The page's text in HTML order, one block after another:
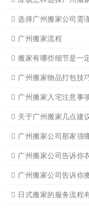
广州家具拆装
广州写字楼搬
广州长途货运7
广州公司搬迁
广州单位搬家2
广州学生搬家2
搬家必读
广州搬家禁忌须知
设备搬运需要注意细
应该怎样选择广州搬